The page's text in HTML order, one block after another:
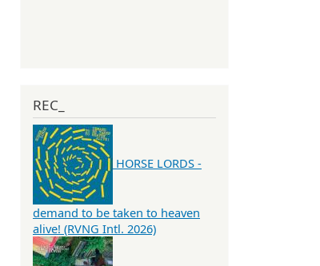
REC_
HORSE LORDS -
demand to be taken to heaven
alive! (RVNG Intl. 2026)